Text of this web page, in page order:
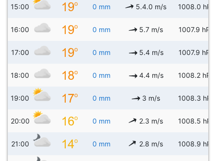
15:00 0 mm 5.4.0 m/s 1008.0 hPa
16:00 0 mm 5.7 m/s 1007.9 hPa
17:00 0 mm 5.4 m/s 1007.9 hPa
18:00 0 mm 4.4 m/s 1008.2 hPa
19:00 0 mm 3 m/s 1008.3 hPa
20:00 0 mm 2.3 m/s 1008.5 hPa
21:00 0 mm 2.8 m/s 1008.9 hPa